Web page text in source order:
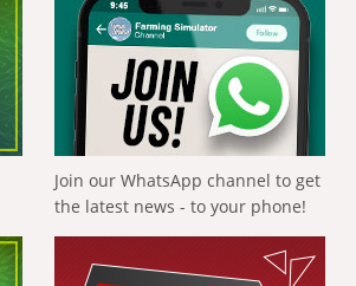
Join our WhatsApp channel to get
the latest news - to your phone!